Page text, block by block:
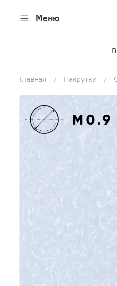
Меню
Главная Накрутки